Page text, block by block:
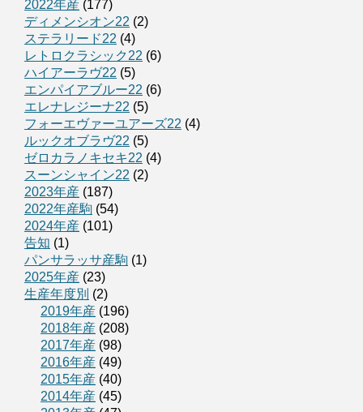
2022年産 (177)
ディメンシオン22 (2)
ステラリード22 (4)
レトロクラシック22 (6)
ハイアーラヴ22 (5)
エンパイアブルー22 (6)
エレナレジーナ22 (5)
フォーエヴァーユアーズ22 (4)
ルックオブラヴ22 (5)
ゼロカラノキセキ22 (4)
スーンシャイン22 (2)
2023年産 (187)
2022年産駒 (54)
2024年産 (101)
告知 (1)
パンサラッサ産駒 (1)
2025年産 (23)
生産年度別 (2)
2019年産 (196)
2018年産 (208)
2017年産 (98)
2016年産 (49)
2015年産 (40)
2014年産 (45)